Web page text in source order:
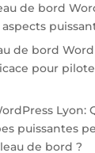
de bord
de bord
pour
Lyon:
puissantes
de bord ?